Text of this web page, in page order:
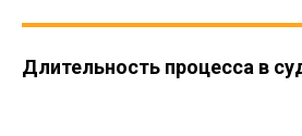
Длительность процесса в